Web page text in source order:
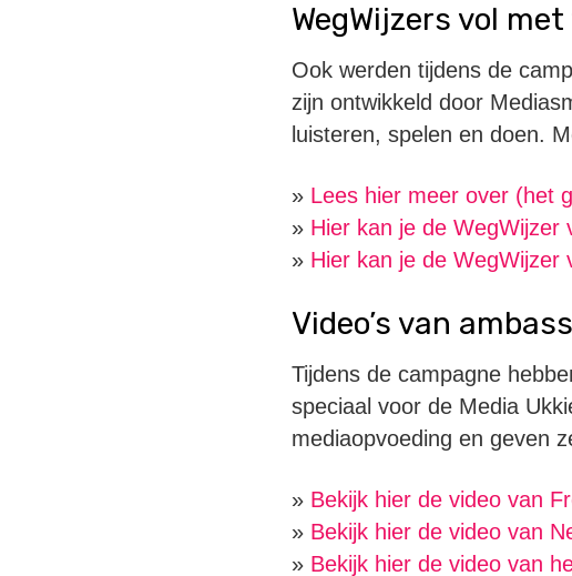
WegWijzers vol
Ook werden tijdens de
zijn ontwikkeld door
luisteren, spelen en doen.
» Lees hier meer over (het
» Hier kan je de WegWijzer
» Hier kan je de WegWijzer
Video’s van
Tijdens de campagne
speciaal voor de Media
mediaopvoeding en geven
» Bekijk hier de video van
» Bekijk hier de video van
» Bekijk hier de video van